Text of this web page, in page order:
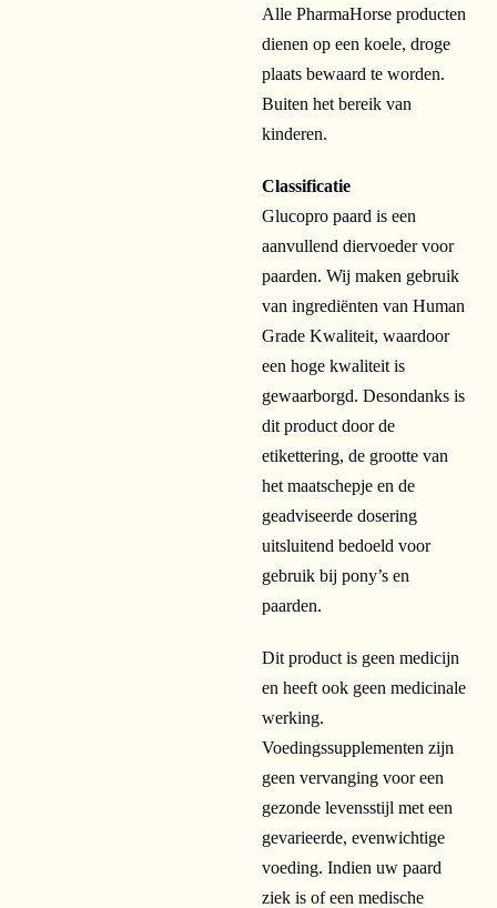
Alle PharmaHorse producten
dienen op een koele, droge
plaats bewaard te worden.
Buiten het bereik van
kinderen.
Classificatie
Glucopro paard is een
aanvullend diervoeder voor
paarden. Wij maken gebruik
van ingrediënten van Human
Grade Kwaliteit, waardoor
een hoge kwaliteit is
gewaarborgd. Desondanks is
dit product door de
etikettering, de grootte van
het maatschepje en de
geadviseerde dosering
uitsluitend bedoeld voor
gebruik bij pony’s en
paarden.
Dit product is geen medicijn
en heeft ook geen medicinale
werking.
Voedingssupplementen zijn
geen vervanging voor een
gezonde levensstijl met een
gevarieerde, evenwichtige
voeding. Indien uw paard
ziek is of een medische